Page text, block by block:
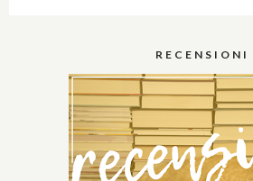
RECENSIONI